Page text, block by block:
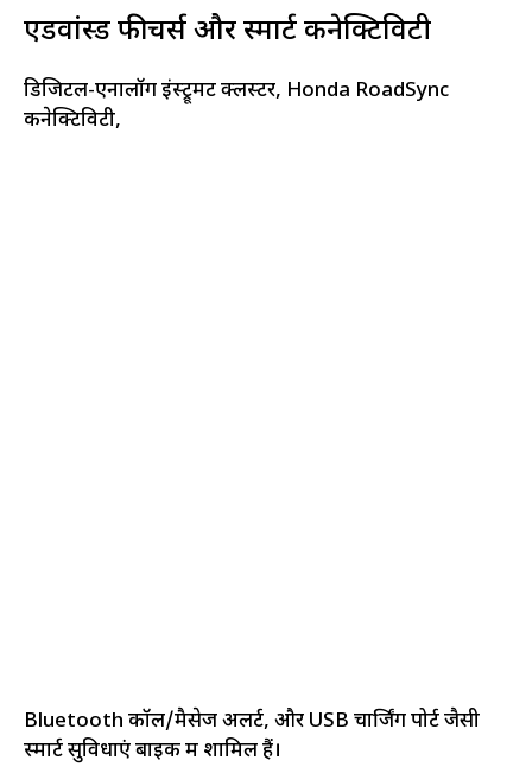
एडवांस्ड फीचर्स और स्मार्ट कनेक्टिविटी
डिजिटल-एनालॉग इंस्ट्रूमेंट क्लस्टर, Honda RoadSync
कनेक्टिविटी,
Bluetooth कॉल/मैसेज अलर्ट, और USB चार्जिंग पोर्ट जैसी
स्मार्ट सुविधाएं बाइक में शामिल हैं।